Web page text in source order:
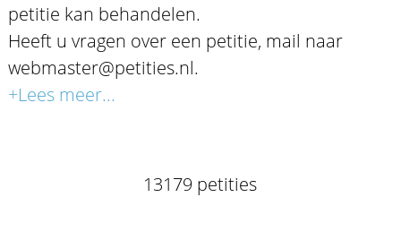
petitie kan behandelen.
Heeft u vragen over een petitie, mail naar
webmaster@petities.nl.
+Lees meer...
13179 petities